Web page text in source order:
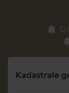
Vragen?
088
Kadastrale